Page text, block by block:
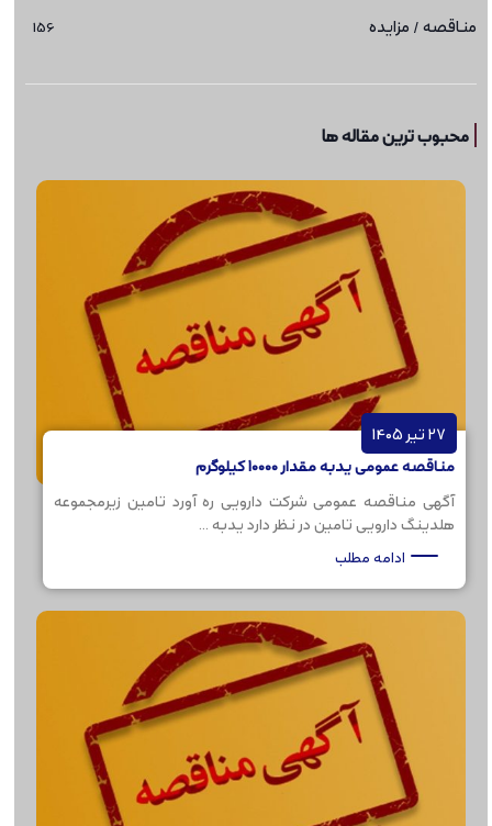
مناقصه / مزایده 156
محبوب ترین مقاله ها
27 تیر 1405
مناقصه عمومی یدبه مقدار 10000 کیلوگرم
آگهی مناقصه عمومی شرکت دارویی ره آورد تامین زیرمجموعه
هلدینگ دارویی تامین در نظر دارد یدبه ...
ادامه مطلب